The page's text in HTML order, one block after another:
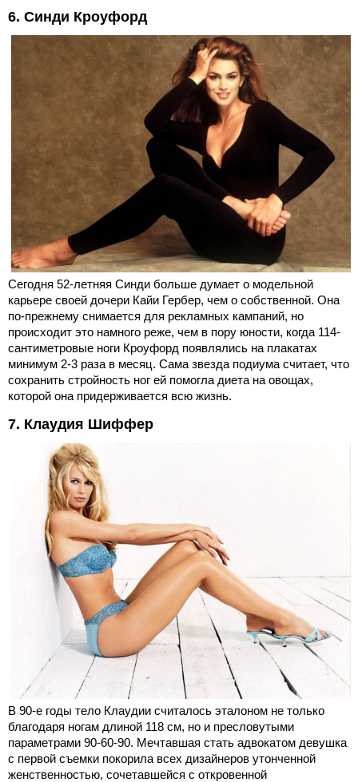
6. Синди Кроуфорд
Сегодня 52-летняя Синди больше думает о модельной
карьере своей дочери Кайи Гербер, чем о собственной. Она
по-прежнему снимается для рекламных кампаний, но
происходит это намного реже, чем в пору юности, когда 114-
сантиметровые ноги Кроуфорд появлялись на плакатах
минимум 2-3 раза в месяц. Сама звезда подиума считает, что
сохранить стройность ног ей помогла диета на овощах,
которой она придерживается всю жизнь.
7. Клаудия Шиффер
В 90-е годы тело Клаудии считалось эталоном не только
благодаря ногам длиной 118 см, но и пресловутыми
параметрами 90-60-90. Мечтавшая стать адвокатом девушка
с первой съемки покорила всех дизайнеров утонченной
женственностью, сочетавшейся с откровенной